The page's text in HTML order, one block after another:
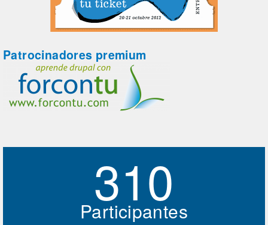
Patrocinadores premium
310
Participantes